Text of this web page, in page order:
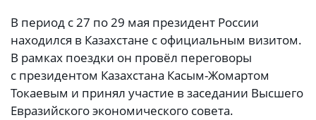
В период с 27 по 29 мая президент России
находился в Казахстане с официальным визитом.
В рамках поездки он провёл переговоры
с президентом Казахстана Касым-Жомартом
Токаевым и принял участие в заседании Высшего
Евразийского экономического совета.